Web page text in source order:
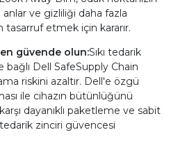
ve gizliliği daha fazla
etmek için kararır.
güvende olun:Sıkı tedarik
Dell SafeSupply Chain
riskini azaltır. Dell'e özgü
ile cihazın bütünlüğünü
dayanıklı paketleme ve sabit
zinciri güvencesi